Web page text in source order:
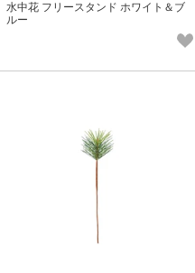
水中花 フリースタンド ホワイト＆ブ
ルー